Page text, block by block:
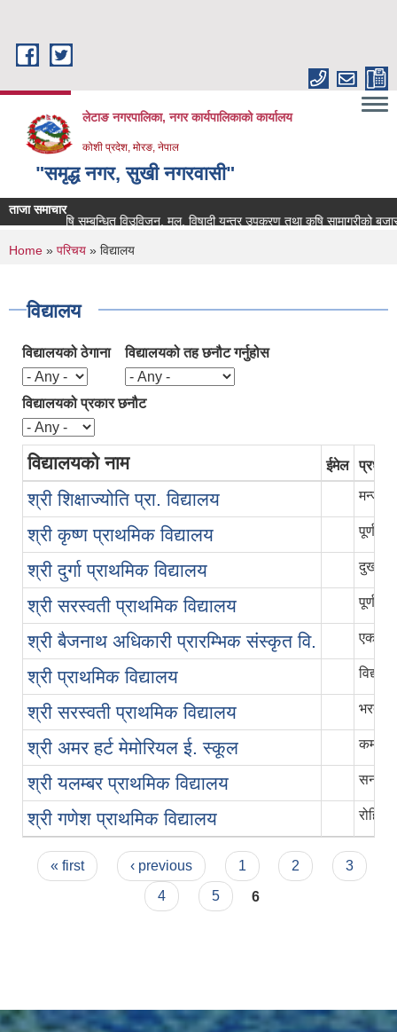
लेटाङ नगरपालिका, नगर कार्यपालिकाको कार्यालय
कोशी प्रदेश, मोरङ, नेपाल
"समृद्ध नगर, सुखी नगरवासी"
ताजा समाचार
कृषि सम्बन्धित विउविजन, मल, विषादी यन्त्र उपकरण तथा कृषि सामाग्रीको बजार
You are here
Home » परिचय » विद्यालय
विद्यालय
विद्यालयको ठेगाना विद्यालयको तह छनौट गर्नुहोस
विद्यालयको प्रकार छनौट
विद्यालयको नाम ईमेल
श्री शिक्षाज्योति प्रा. विद्यालय मन्जु
श्री कृष्ण प्राथमिक विद्यालय पूर्ण
श्री दुर्गा प्राथमिक विद्यालय दुखाइ
श्री सरस्वती प्राथमिक विद्यालय पूर्ण
श्री बैजनाथ अधिकारी प्रारम्भिक संस्कृत वि. एकराज
श्री प्राथमिक विद्यालय
श्री सरस्वती प्राथमिक विद्यालय भरत
श्री अमर हर्ट मेमोरियल ई. स्कूल कमल
श्री यलम्बर प्राथमिक विद्यालय सनमती
श्री गणेश प्राथमिक विद्यालय रोहित
Pages
« first ‹ previous 1 2
3
4
5 6